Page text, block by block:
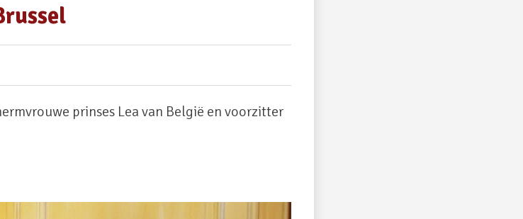
prinses Lea van België en voorzitter